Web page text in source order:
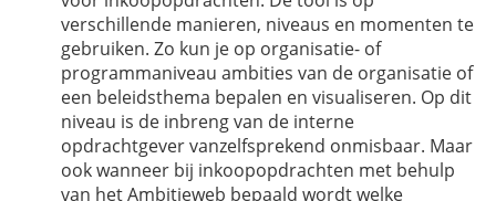
verschillende manieren, niveaus en momenten te
gebruiken. Zo kun je op organisatie- of
programmaniveau ambities van de organisatie of
een beleidsthema bepalen en visualiseren. Op dit
niveau is de inbreng van de interne
opdrachtgever vanzelfsprekend onmisbaar. Maar
ook wanneer bij inkoopopdrachten met behulp
van het Ambitieweb bepaald wordt welke